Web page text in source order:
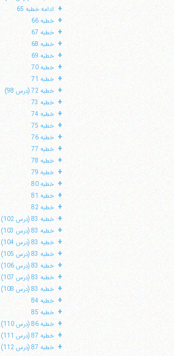
+ ادامه خطبه 65
+ خطبه 66
+ خطبه 67
+ خطبه 68
+ خطبه 69
+ خطبه 70
+ خطبه 71
+ خطبه 72 (درس 98)
+ خطبه 73
+ خطبه 74
+ خطبه 75
+ خطبه 76
+ خطبه 77
+ خطبه 78
+ خطبه 79
+ خطبه 80
+ خطبه 81
+ خطبه 82
+ خطبه 83 (درس 102)
+ خطبه 83 (درس 103)
+ خطبه 83 (درس 104)
+ خطبه 83 (درس 105)
+ خطبه 83 (درس 106)
+ خطبه 83 (درس 107)
+ خطبه 83 (درس 108)
+ خطبه 84
+ خطبه 85
+ خطبه 86 (درس 110)
+ خطبه 87 (درس 111)
+ خطبه 87 (درس 112)